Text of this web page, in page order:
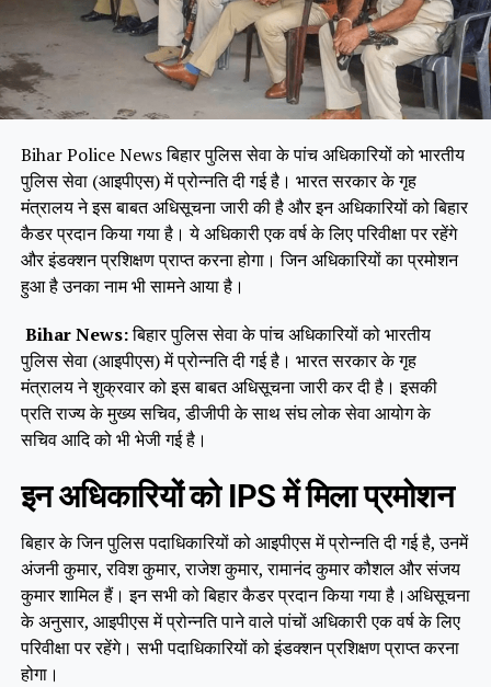
Bihar Police News बिहार पुलिस सेवा के पांच अधिकारियों को भारतीय
पुलिस सेवा (आइपीएस) में प्रोन्नति दी गई है। भारत सरकार के गृह
मंत्रालय ने इस बाबत अधिसूचना जारी की है और इन अधिकारियों को बिहार
कैडर प्रदान किया गया है। ये अधिकारी एक वर्ष के लिए परिवीक्षा पर रहेंगे
और इंडक्शन प्रशिक्षण प्राप्त करना होगा। जिन अधिकारियों का प्रमोशन
हुआ है उनका नाम भी सामने आया है।
Bihar News:बिहार पुलिस सेवा के पांच अधिकारियों को भारतीय
पुलिस सेवा (आइपीएस) में प्रोन्नति दी गई है। भारत सरकार के गृह
मंत्रालय ने शुक्रवार को इस बाबत अधिसूचना जारी कर दी है। इसकी
प्रति राज्य के मुख्य सचिव, डीजीपी के साथ संघ लोक सेवा आयोग के
सचिव आदि को भी भेजी गई है।
इन अधिकारियों को IPS में मिला प्रमोशन
बिहार के जिन पुलिस पदाधिकारियों को आइपीएस में प्रोन्नति दी गई है, उनमें
अंजनी कुमार, रविश कुमार, राजेश कुमार, रामानंद कुमार कौशल और संजय
कुमार शामिल हैं। इन सभी को बिहार कैडर प्रदान किया गया है।अधिसूचना
के अनुसार, आइपीएस में प्रोन्नति पाने वाले पांचों अधिकारी एक वर्ष के लिए
परिवीक्षा पर रहेंगे। सभी पदाधिकारियों को इंडक्शन प्रशिक्षण प्राप्त करना
होगा।